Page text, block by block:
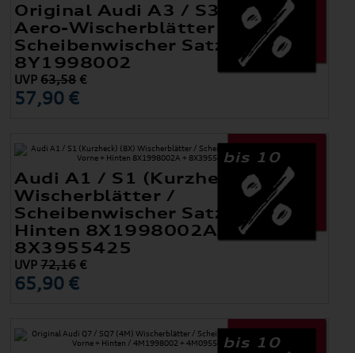
Original Audi A3 / S3 / RS3 (8Y)
Aero-Wischerblätter /
Scheibenwischer Satz Vorne
8Y1998002
UVP63,58 €
57,90 €
bis 10
Audi A1 / S1 (Kurzheck) (8X)
Wischerblätter /
Scheibenwischer Satz Vorne +
Hinten 8X1998002A +
8X3955425
UVP72,16 €
65,90 €
bis 10